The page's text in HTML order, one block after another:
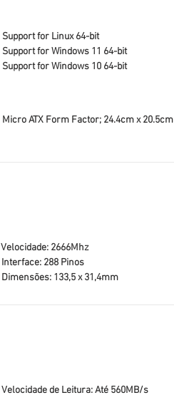
Support for Linux 64-bit
Support for Windows 11 64-bit
Support for Windows 10 64-bit
Micro ATX Form Factor; 24.4cm x 20.5cm
Velocidade: 2666Mhz
Interface: 288 Pinos
Dimensões: 133,5 x 31,4mm
Velocidade de Leitura: Até 560MB/s